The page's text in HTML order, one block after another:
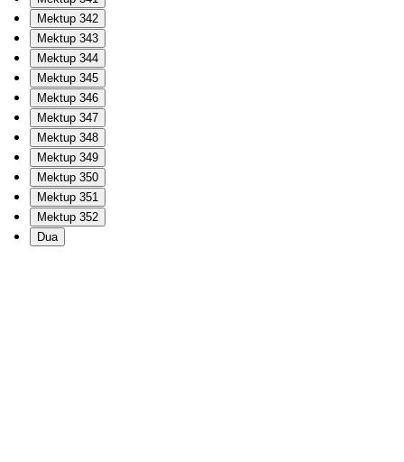
Mektup 342
Mektup 343
Mektup 344
Mektup 345
Mektup 346
Mektup 347
Mektup 348
Mektup 349
Mektup 350
Mektup 351
Mektup 352
Dua